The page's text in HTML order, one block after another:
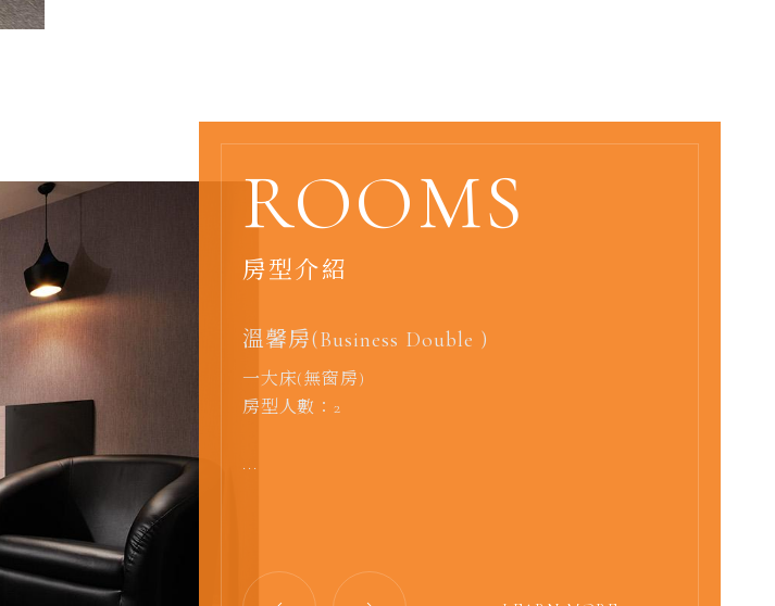
ROOMS
房型介紹
標準房(Standard Double )
一大床(無窗房)
房型人數：2
...
溫馨房(Business Double )
一大床(無窗房)
房型人數：2
...
商務豪華房 (Deluxe Double)
一大床
房型人數：2
...
豪華四人房(Deluxe Quad Room)
二大床(無窗房)
房型人數：4
...
精緻房(Delicate Double Room)
一大床(無窗房)
房型人數：2
...
溫馨房(二小床) (Business Twin Bed Room)
二小床(無窗房)
房型人數：2
...
行政豪華房(加大床)(Executive Deluxe)
加大床
房型人數：2
...